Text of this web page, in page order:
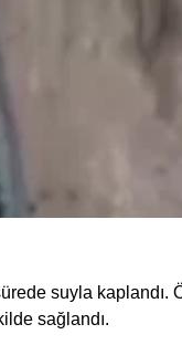
suyla
sağlandı.